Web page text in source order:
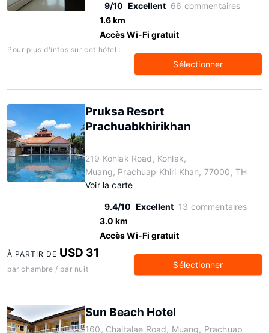
9/10 Excellent 66 commentaires
1.6 km
Accès Wi-Fi gratuit
Pour plus d'infos sur cet hôtel :
Sélectionner
Pruksa Resort
Prachuabkhirikhan
219 Kohlak Road, Kohlak,
Muang, Prachuap Khiri Khan, 77000, TH
Voir la carte
9.4/10 Excellent 13 commentaires
3.0 km
Accès Wi-Fi gratuit
À PARTIR DE USD 31
par chambre / par nuit Sélectionner
Sun Beach Hotel
160, Chaitalae Road, Muang, Prachuap